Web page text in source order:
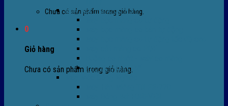
Chưa có sản phẩm trong giỏ hàng.
0
Giỏ hàng
Chưa có sản phẩm trong giỏ hàng.
Máy bọc màng co POF
Phụ tùng thay thế